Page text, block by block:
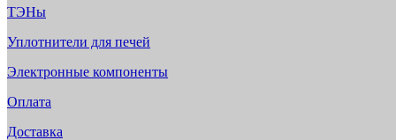
ТЭНы
Уплотнители для печей
Электронные компоненты
Оплата
Доставка